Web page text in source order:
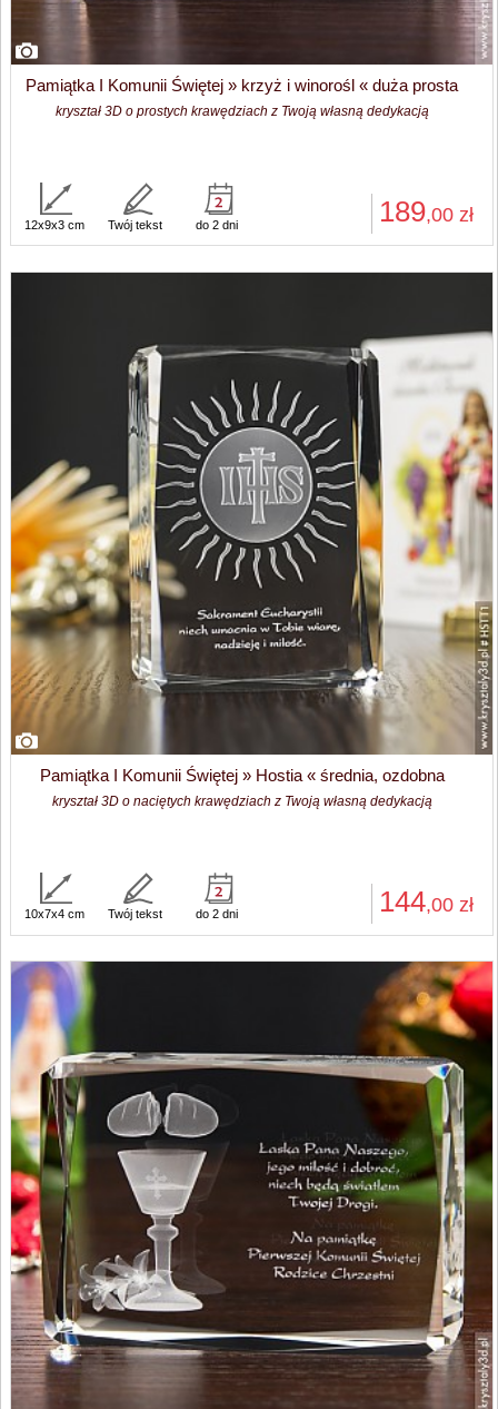
Pamiątka I Komunii Świętej » krzyż i winorośl « duża prosta
kryształ 3D o prostych krawędziach z Twoją własną dedykacją
189,00 zł
12x9x3 cm Twój tekst do 2 dni
Pamiątka I Komunii Świętej » Hostia « średnia, ozdobna
kryształ 3D o naciętych krawędziach z Twoją własną dedykacją
144,00 zł
10x7x4 cm Twój tekst do 2 dni